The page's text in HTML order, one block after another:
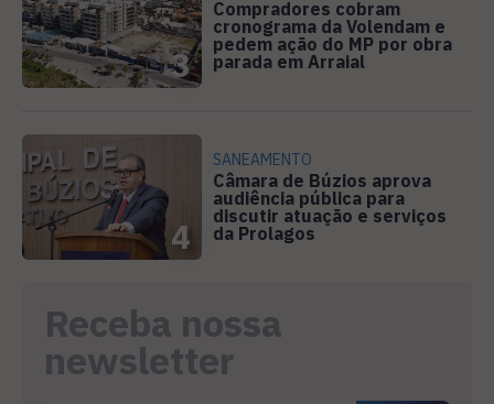
3
Compradores cobram
cronograma da Volendam e
pedem ação do MP por obra
parada em Arraial
4
SANEAMENTO
Câmara de Búzios aprova
audiência pública para
discutir atuação e serviços
da Prolagos
Receba nossa
newsletter